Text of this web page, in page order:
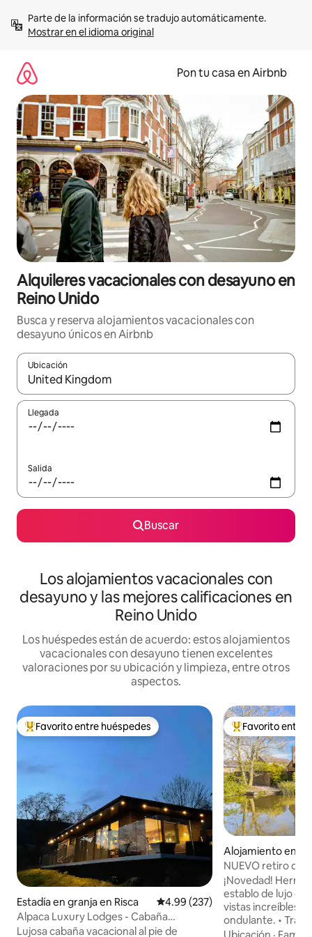
contenidoMostrar en el idioma original
Pon tu casa en Airbnb
Alquileres vacacionales con desayuno en
Reino Unido
Busca y reserva alojamientos vacacionales con
desayuno únicos en Airbnb
Ubicación
Cuando los resultados estén disponibles, navega con las
Llegada
Salida
Buscar
Los alojamientos vacacionales con
desayuno y las mejores calificaciones en
Reino Unido
Los huéspedes están de acuerdo: estos alojamientos
vacacionales con desayuno tienen excelentes
valoraciones por su ubicación y limpieza, entre otros
aspectos.
Favorito entre huéspedes preferido
Favorito entre huéspedes
Estadía en granja en Risca Calificación promedio: 4.99 de
4.99 (237)
Alpaca Luxury Lodges - Cabaña
Gardenfield
Lujosa cabaña vacacional al pie de
Favorito entre
Favorito entre
Alojamiento en
onshire
NUEVO retiro de
vistas
¡Novedad! Hermosa conversión de
establo de lujo
vistas increíbles
ondulante. • Tranquilidad y felicidad •
Fácil acceso a la A14,